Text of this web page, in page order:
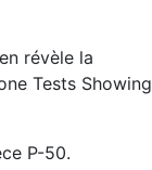
révèle la
Tests Showing
P-50.